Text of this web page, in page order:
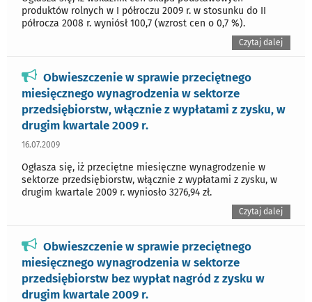
produktów rolnych w I półroczu 2009 r. w stosunku do II
półrocza 2008 r. wyniósł 100,7 (wzrost cen o 0,7 %).
Czytaj dalej
Obwieszczenie w sprawie przeciętnego
miesięcznego wynagrodzenia w sektorze
przedsiębiorstw, włącznie z wypłatami z zysku, w
drugim kwartale 2009 r.
16.07.2009
Ogłasza się, iż przeciętne miesięczne wynagrodzenie w
sektorze przedsiębiorstw, włącznie z wypłatami z zysku, w
drugim kwartale 2009 r. wyniosło 3276,94 zł.
Czytaj dalej
Obwieszczenie w sprawie przeciętnego
miesięcznego wynagrodzenia w sektorze
przedsiębiorstw bez wypłat nagród z zysku w
drugim kwartale 2009 r.